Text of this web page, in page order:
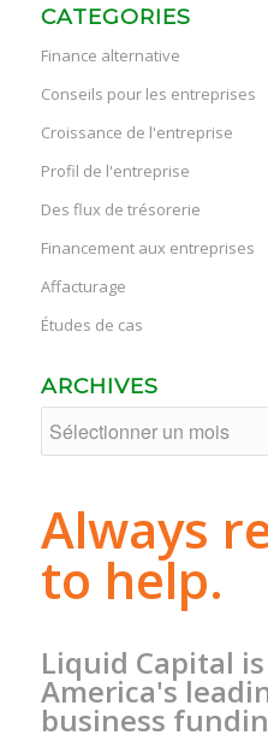
CATEGORIES
Finance alternative
Conseils pour les entreprises
Croissance de l'entreprise
Profil de l'entreprise
Des flux de trésorerie
Financement aux entreprises
Affacturage
Études de cas
ARCHIVES
Always
to help.
Liquid Capital
America's
business